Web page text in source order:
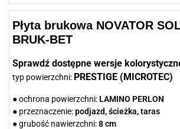
Płyta brukowa NOVATOR
BRUK-BET
Sprawdź dostępne wersje
typ powierzchni: PRESTIGE (MICROTEC)
● ochrona powierzchni: LAMINO PERLON
● przeznaczenie:podjazd, ścieżka, taras
● grubość nawierzchni:8 cm